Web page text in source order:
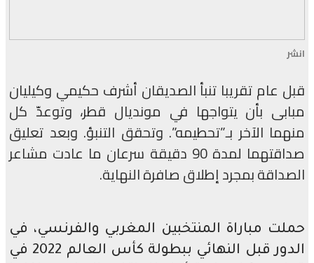
انشر
قبل عام تقريبا تنبأ الصديقان أشرف حكيمي وكيليان
مبابى بأن يتواجها في مونديال قطر، وتوعدّ كل
منهما الآخر بـ”تحطيمه”. وتحقق التنبؤ. وبعد تعليق
صداقتهما لمدة 90 دقيقة سرعان ما عادت مشاعر
الصداقة بمجرد إطلاق صافرة النهاية.
حملت مباراة المنتخبين المغربي والفرنسي، في
الدور قبل النهائي ببطولة كأس العالم 2022 في